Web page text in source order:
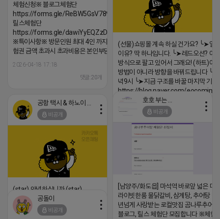
체험신청※ 블로그체험단
https://forms.gle/ReBW5GsV789ur2Pz6
릴스체험단
https://forms.gle/dawiYyEQZzDdqf8W8
※특이사항※ 방문인원 최대 4인 까지 가능 체
험권 금액 초과시 초과비용은 본인부담입니다.
2026-04-18 17:18
댓글:20개
(선물)쇼핑몰 계속 하실 건가요? ╰➤열
이유? 딱 하나입니다. ╰➤레드오션? 아
방식으로 팔고 있어서 그래요! (하트)이
방법이 아니라 방향을 바꿔드립니다
녁9시 ╰➤지금 구조를 바꿀 마지막 기회
https://blog.naver.com/eocomim/
2026-04-18 17:15
비공개
[남양주/화도읍] 마석역 바로앞 넓은 매
라이빗한룸 물닭갈비, 삼계탕, 추어탕 맛
년넘게 사랑받는 로컬맛집 곰나루추어
블로그, 릴스 체험단 모집합니다 ※체험
비공개
(star) 안녕하십니까 (star)
2026-04-18 17:12
공돌이
비공개